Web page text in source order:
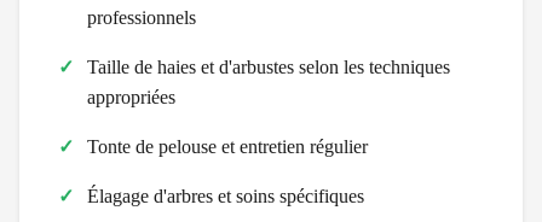
professionnels
Taille de haies et d'arbustes selon les techniques
appropriées
Tonte de pelouse et entretien régulier
Élagage d'arbres et soins spécifiques